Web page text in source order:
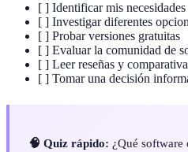
[ ] Identificar mis necesidades
[ ] Investigar diferentes
[ ] Probar versiones gratuitas
[ ] Evaluar la comunidad de
[ ] Leer reseñas y
[ ] Tomar una decisión
🧠 Quiz rápido: ¿Qué software